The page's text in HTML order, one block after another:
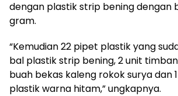
dengan plastik strip bening dengan
gram.
“Kemudian 22 pipet plastik yang
bal plastik strip bening, 2 unit
buah bekas kaleng rokok surya dan
plastik warna hitam,” ungkapnya.